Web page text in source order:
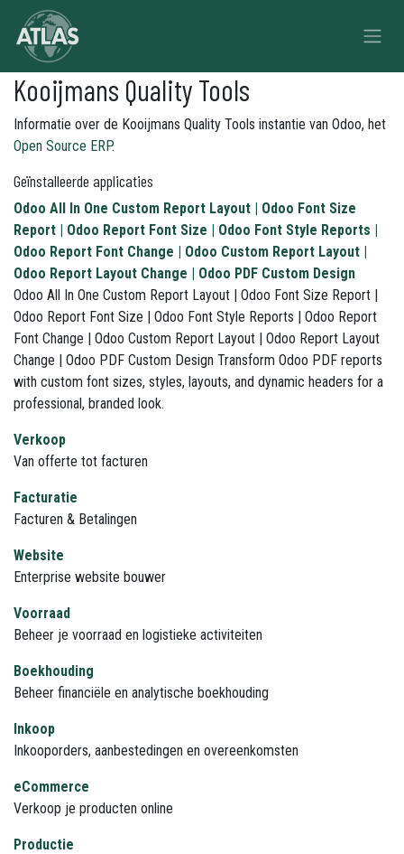
Overslaan naar inhoud
Kooijmans Quality Tools
Informatie over de Kooijmans Quality Tools instantie van Odoo, het
Open Source ERP.
Geïnstalleerde applicaties
Odoo All In One Custom Report Layout | Odoo Font Size
Report | Odoo Report Font Size | Odoo Font Style Reports |
Odoo Report Font Change | Odoo Custom Report Layout |
Odoo Report Layout Change | Odoo PDF Custom Design
Odoo All In One Custom Report Layout | Odoo Font Size Report |
Odoo Report Font Size | Odoo Font Style Reports | Odoo Report
Font Change | Odoo Custom Report Layout | Odoo Report Layout
Change | Odoo PDF Custom Design Transform Odoo PDF reports
with custom font sizes, styles, layouts, and dynamic headers for a
professional, branded look.
Verkoop
Van offerte tot facturen
Facturatie
Facturen & Betalingen
Website
Enterprise website bouwer
Voorraad
Beheer je voorraad en logistieke activiteiten
Boekhouding
Beheer financiële en analytische boekhouding
Inkoop
Inkooporders, aanbestedingen en overeenkomsten
eCommerce
Verkoop je producten online
Productie